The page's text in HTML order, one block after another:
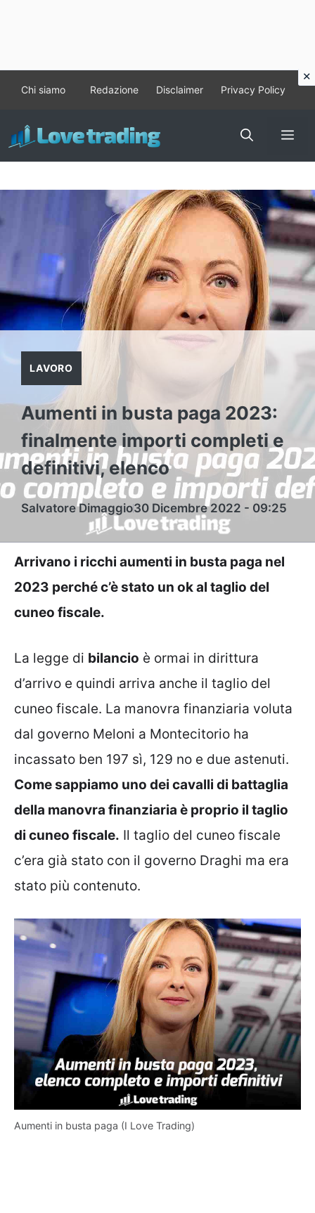
contenuto
Chi siamo Redazione Disclaimer Privacy Policy
LAVORO
Aumenti in busta paga 2023:
finalmente importi completi e
definitivi, elenco
Salvatore Dimaggio30 Dicembre 2022 - 09:25
Arrivano i ricchi aumenti in busta paga nel
2023 perché c’è stato un ok al taglio del
cuneo fiscale.
La legge di bilancio è ormai in dirittura
d’arrivo e quindi arriva anche il taglio del
cuneo fiscale. La manovra finanziaria voluta
dal governo Meloni a Montecitorio ha
incassato ben 197 sì, 129 no e due astenuti.
Come sappiamo uno dei cavalli di battaglia
della manovra finanziaria è proprio il taglio
di cuneo fiscale. Il taglio del cuneo fiscale
c’era già stato con il governo Draghi ma era
stato più contenuto.
Aumenti in busta paga (I Love Trading)